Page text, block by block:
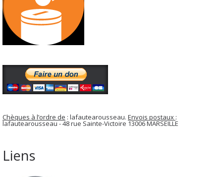
Chèques à l’ordre de : lafautearousseau. Envois postaux :
lafautearousseau - 48 rue Sainte-Victoire 13006 MARSEILLE
Liens